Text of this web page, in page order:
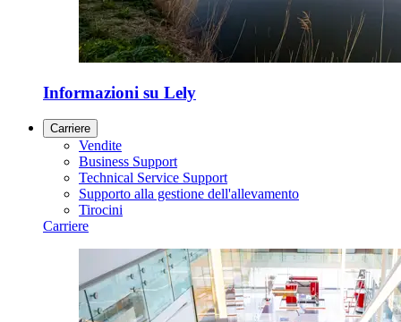
Informazioni su Lely
Carriere
Vendite
Business Support
Technical Service Support
Supporto alla gestione dell'allevamento
Tirocini
Carriere